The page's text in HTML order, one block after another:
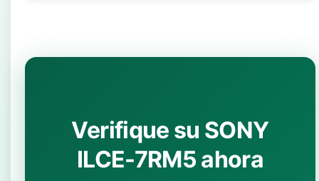
Verifique su SONY
ILCE-7RM5 ahora